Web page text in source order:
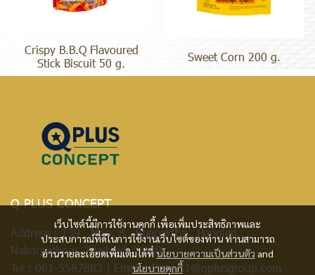
Crispy B.B.Q Flavoured
Stick Biscuit 50 g.
Sweet Corn 200 g.
เว็บไซต์นี้มีการใช้งานคุกกี้ เพื่อเพิ่มประสิทธิภาพและ
ประสบการณ์ที่ดีในการใช้งานเว็บไซต์ของท่าน ท่านสามารถ
อ่านรายละเอียดเพิ่มเติมได้ที่นโยบายความเป็นส่วนตัว and
นโยบายคุกกี้
Q PLUS CONCEPT
Address : 139 Moo. 8 , Buapaktha , Banglen ,
Nakorpathom, Thailand 73130
Tel : 061-5587883 | Email :Export1@qplusgroup.com